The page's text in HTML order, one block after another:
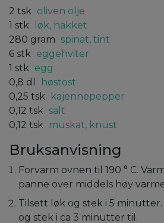
2 tsk oliven olje
1 stk
løk, hakket
280 gram spinat, tint
6 stk eggehviter
1 stk egg
0,8 dl
høstost
0,25 tsk
kajennepepper
0,12 tsk salt
0,12 tsk muskat, knust
Bruksanvisning
Forvarm ovnen til 190 ° C.
panne over middels høy
Tilsett løk og stek i 5
og stek i ca 3 minutter til.